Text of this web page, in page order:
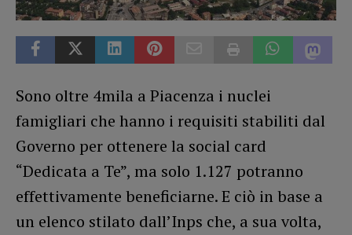
Sono oltre 4mila a Piacenza i nuclei
famigliari che hanno i requisiti stabiliti dal
Governo per ottenere la social card
“Dedicata a Te”, ma solo 1.127 potranno
effettivamente beneficiarne. E ciò in base a
un elenco stilato dall’Inps che, a sua volta,